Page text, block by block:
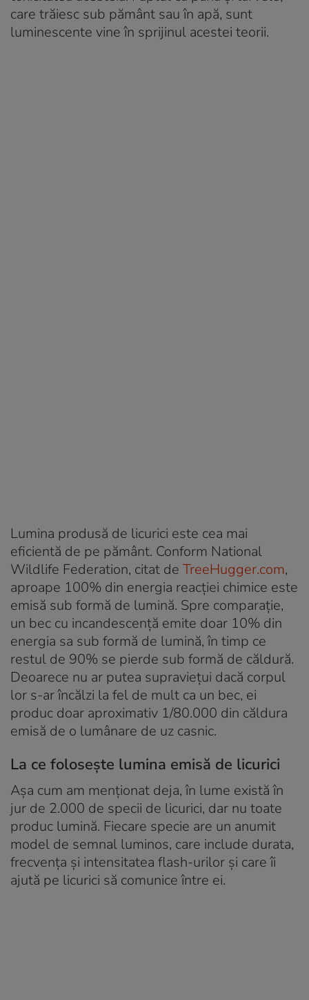
care trăiesc sub pământ sau în apă, sunt
luminescente vine în sprijinul acestei teorii.
Lumina produsă de licurici este cea mai
eficientă de pe pământ. Conform National
Wildlife Federation, citat de TreeHugger.com,
aproape 100% din energia reacției chimice este
emisă sub formă de lumină. Spre comparație,
un bec cu incandescență emite doar 10% din
energia sa sub formă de lumină, în timp ce
restul de 90% se pierde sub formă de căldură.
Deoarece nu ar putea supraviețui dacă corpul
lor s-ar încălzi la fel de mult ca un bec, ei
produc doar aproximativ 1/80.000 din căldura
emisă de o lumânare de uz casnic.
La ce folosește lumina emisă de licurici
Așa cum am menționat deja, în lume există în
jur de 2.000 de specii de licurici, dar nu toate
produc lumină. Fiecare specie are un anumit
model de semnal luminos, care include durata,
frecvența și intensitatea flash-urilor și care îi
ajută pe licurici să comunice între ei.